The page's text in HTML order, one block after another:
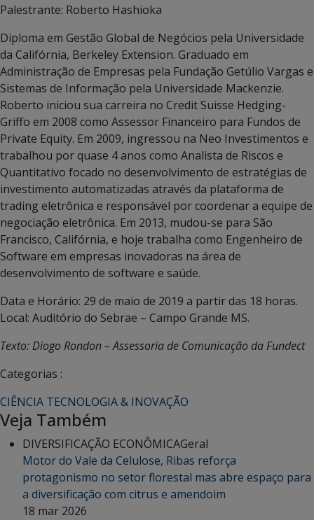
Palestrante: Roberto Hashioka
Diploma em Gestão Global de Negócios pela Universidade
da Califórnia, Berkeley Extension. Graduado em
Administração de Empresas pela Fundação Getúlio Vargas e
Sistemas de Informação pela Universidade Mackenzie.
Roberto iniciou sua carreira no Credit Suisse Hedging-
Griffo em 2008 como Assessor Financeiro para Fundos de
Private Equity. Em 2009, ingressou na Neo Investimentos e
trabalhou por quase 4 anos como Analista de Riscos e
Quantitativo focado no desenvolvimento de estratégias de
investimento automatizadas através da plataforma de
trading eletrônica e responsável por coordenar a equipe de
negociação eletrônica. Em 2013, mudou-se para São
Francisco, Califórnia, e hoje trabalha como Engenheiro de
Software em empresas inovadoras na área de
desenvolvimento de software e saúde.
Data e Horário: 29 de maio de 2019 a partir das 18 horas.
Local: Auditório do Sebrae – Campo Grande MS.
Texto: Diogo Rondon – Assessoria de Comunicação da Fundect
Categorias :
CIÊNCIA TECNOLOGIA & INOVAÇÃO
Veja Também
DIVERSIFICAÇÃO ECONÔMICAGeral
Motor do Vale da Celulose, Ribas reforça
protagonismo no setor florestal mas abre espaço para
a diversificação com citrus e amendoim
18 mar 2026